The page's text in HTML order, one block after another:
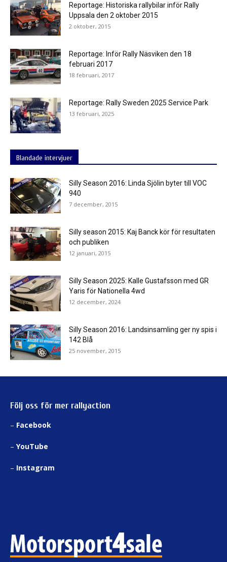
Reportage: Historiska rallybilar inför Rally
Uppsala den 2 oktober 2015
2 oktober, 2015
Reportage: Inför Rally Näsviken den 18
februari 2017
18 februari, 2017
Reportage: Rally Sweden 2025 Service Park
13 februari, 2025
Blandade intervjuer
Silly Season 2016: Linda Sjölin byter till VOC
940
7 december, 2015
Silly season 2015: Kaj Banck kör för resultaten
och publiken
12 januari, 2015
Silly Season 2025: Kalle Gustafsson med GR
Yaris för Nationella 4wd
12 december, 2024
Silly Season 2016: Landsinsamling ger ny spis i
142 Blå
25 november, 2015
Följ oss för mer rallyaction
– Facebook
– YouTube
– Instagram